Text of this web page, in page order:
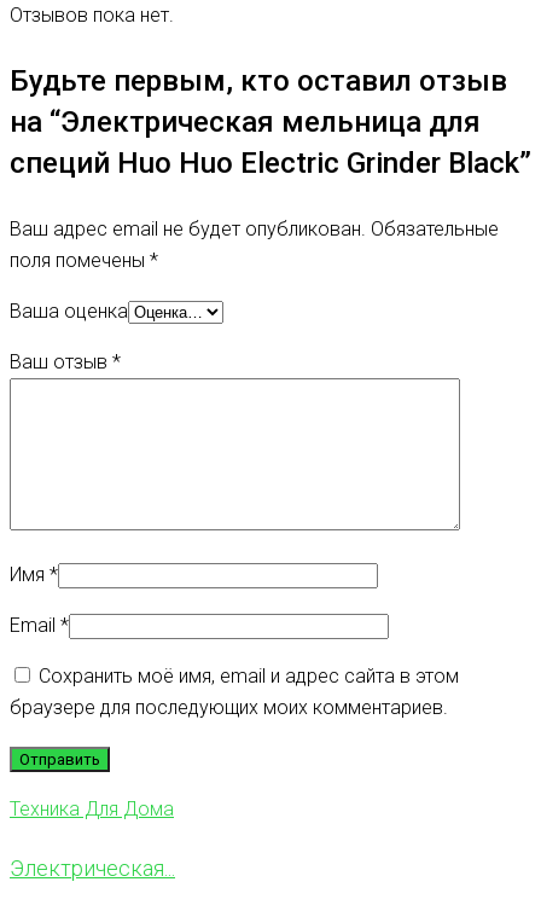
Отзывов пока нет.
Будьте первым, кто оставил отзыв
на “Электрическая мельница для
специй Huo Huo Electric Grinder Black”
Ваш адрес email не будет опубликован. Обязательные
поля помечены *
Ваша оценка
Ваш отзыв *
Имя *
Email *
Сохранить моё имя, email и адрес сайта в этом
браузере для последующих моих комментариев.
Техника Для Дома
Электрическая...